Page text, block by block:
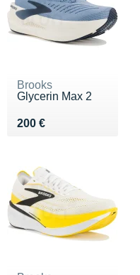
Brooks
Glycerin Max 2
200 €
Vendu 200 €